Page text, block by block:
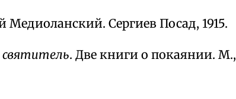
Медиоланский. Сергиев Посад, 1915.
святитель. Две книги о покаянии. М.,